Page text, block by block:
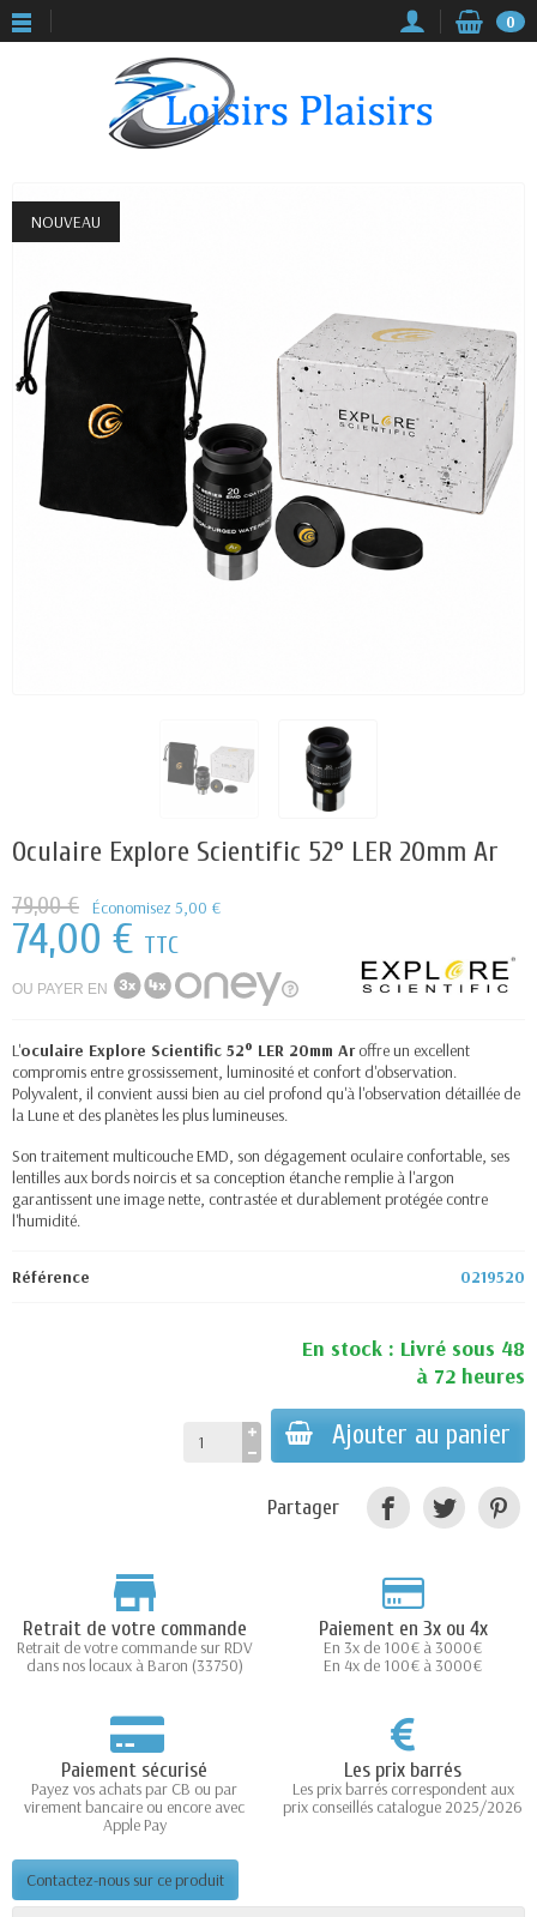
0
NOUVEAU
Oculaire Explore Scientific 52° LER 20mm Ar
79,00 € Économisez 5,00 €
74,00 € TTC
OU PAYER EN
L'oculaire Explore Scientific 52° LER 20mm Aroffre un excellent
compromis entre grossissement, luminosité et confort d'observation.
Polyvalent, il convient aussi bien au ciel profond qu'à l'observation détaillée de
la Lune et des planètes les plus lumineuses.
Son traitement multicouche EMD, son dégagement oculaire confortable, ses
lentilles aux bords noircis et sa conception étanche remplie à l'argon
garantissent une image nette, contrastée et durablement protégée contre
l'humidité.
Référence 0219520
En stock : Livré sous 48
à 72 heures
Ajouter au panier
Partager
Retrait de votre commande
Retrait de votre commande sur RDV
dans nos locaux à Baron (33750)
Paiement en 3x ou 4x
En 3x de 100€ à 3000€
En 4x de 100€ à 3000€
Paiement sécurisé
Payez vos achats par CB ou par
virement bancaire ou encore avec
Apple Pay
Les prix barrés
Les prix barrés correspondent aux
prix conseillés catalogue 2025/2026
Contactez-nous sur ce produit